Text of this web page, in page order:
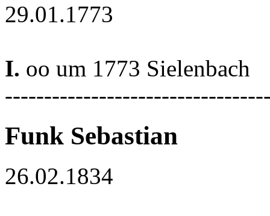
29.01.1773
I. oo um 1773 Sielenbach
Funk Sebastian
26.02.1834